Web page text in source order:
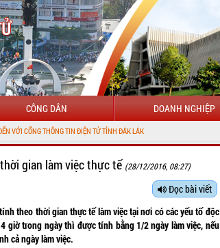
CÔNG DÂN DOANH NGHIỆP
THÔNG TIN ĐIỆN TỬ TỈNH ĐẮK LẮK
gian làm việc thực tế (28/12/2016, 08:27)
Đọc bài viết
theo thời gian thực tế làm việc tại nơi có các yếu tố độc
giờ trong ngày thì được tính bằng 1/2 ngày làm việc, nếu
cả ngày làm việc.